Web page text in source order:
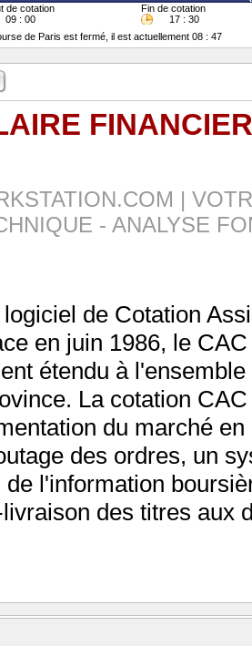
de cotation
Fin de cotation
09 : 00
17 : 30
de Paris est fermé, il est actuellement 08 : 47
|
- ANALYSE
de Cotation
en juin 1986, le
étendu à
La cotation
du marché en
des ordres, un
l'information
des titres aux